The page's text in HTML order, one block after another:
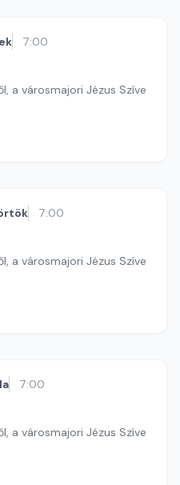
7:00
a városmajori Jézus Szíve
7:00
a városmajori Jézus Szíve
7:00
a városmajori Jézus Szíve